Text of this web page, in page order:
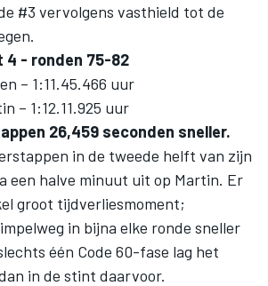
#3 vervolgens vasthield tot de
- ronden 75-82
– 1:11.45.466 uur
– 1:12.11.925 uur
26,459 seconden sneller.
in de tweede helft van zijn
een halve minuut uit op Martin. Er
groot tijdverliesmoment;
in bijna elke ronde sneller
één Code 60-fase lag het
in de stint daarvoor.